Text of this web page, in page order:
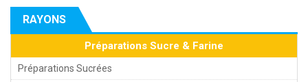
RAYONS
Préparations Sucre & Farine
Préparations Sucrées